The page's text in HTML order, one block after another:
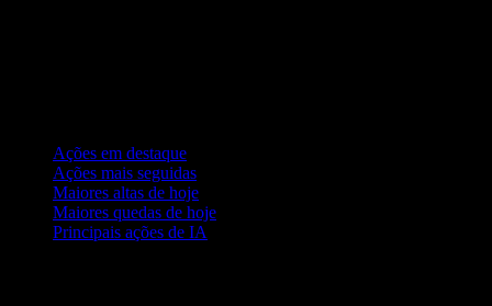
Ações em destaque
Ações mais seguidas
Maiores altas de hoje
Maiores quedas de hoje
Principais ações de IA